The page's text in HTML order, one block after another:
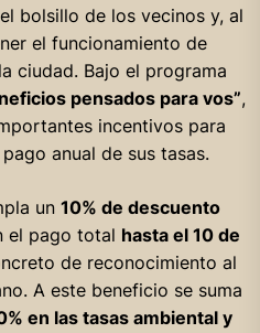
bolsillo de los vecinos y, al
el funcionamiento de
ciudad. Bajo el programa
pensados para vos”,
incentivos para
anual de sus tasas.
un 10% de descuento
el pago total hasta el 10 de
de reconocimiento al
A este beneficio se suma
en las tasas ambiental y